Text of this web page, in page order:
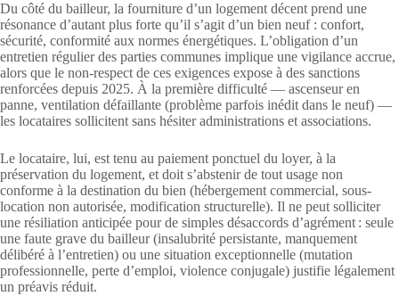
Du côté du bailleur, la fourniture d’un logement décent prend une
résonance d’autant plus forte qu’il s’agit d’un bien neuf : confort,
sécurité, conformité aux normes énergétiques. L’obligation d’un
entretien régulier des parties communes implique une vigilance accrue,
alors que le non-respect de ces exigences expose à des sanctions
renforcées depuis 2025. À la première difficulté — ascenseur en
panne, ventilation défaillante (problème parfois inédit dans le neuf) —
les locataires sollicitent sans hésiter administrations et associations.
Le locataire, lui, est tenu au paiement ponctuel du loyer, à la
préservation du logement, et doit s’abstenir de tout usage non
conforme à la destination du bien (hébergement commercial, sous-
location non autorisée, modification structurelle). Il ne peut solliciter
une résiliation anticipée pour de simples désaccords d’agrément : seule
une faute grave du bailleur (insalubrité persistante, manquement
délibéré à l’entretien) ou une situation exceptionnelle (mutation
professionnelle, perte d’emploi, violence conjugale) justifie légalement
un préavis réduit.